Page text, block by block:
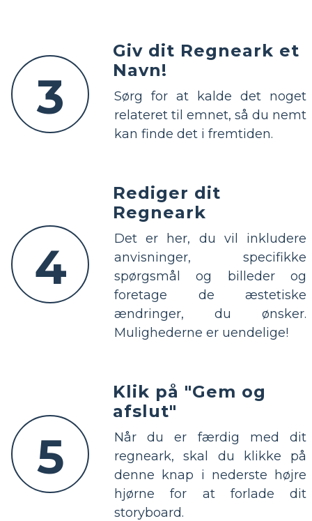
3
Giv dit Regneark et
Navn!
Sørg for at kalde det noget
relateret til emnet, så du nemt
kan finde det i fremtiden.
4
Rediger dit
Regneark
Det er her, du vil inkludere
anvisninger, specifikke
spørgsmål og billeder og
foretage de æstetiske
ændringer, du ønsker.
Mulighederne er uendelige!
5
Klik på "Gem og
afslut"
Når du er færdig med dit
regneark, skal du klikke på
denne knap i nederste højre
hjørne for at forlade dit
storyboard.